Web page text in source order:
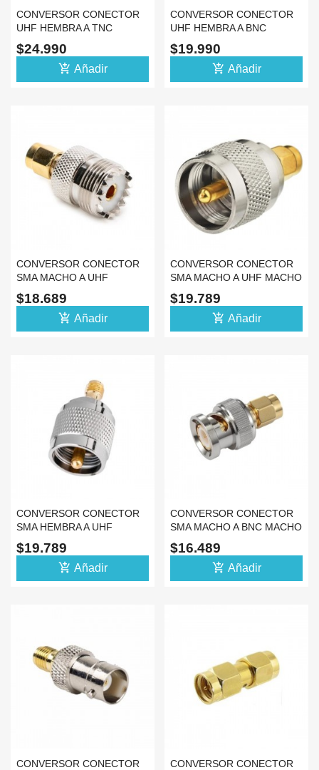
CONVERSOR CONECTOR
UHF HEMBRA A TNC
MACHO COAXIAL
ADAPTADOR
$24.990
add_shopping_cart Añadir
CONVERSOR CONECTOR
UHF HEMBRA A BNC
MACHO COAXIAL
ADAPTADOR
$19.990
add_shopping_cart Añadir
CONVERSOR CONECTOR
SMA MACHO A UHF
HEMBRA COAXIAL
ADAPTADOR
$18.689
add_shopping_cart Añadir
CONVERSOR CONECTOR
SMA MACHO A UHF MACHO
COAXIAL ADAPTADOR
$19.789
add_shopping_cart Añadir
CONVERSOR CONECTOR
SMA HEMBRA A UHF
MACHO COAXIAL
ADAPTADOR
$19.789
add_shopping_cart Añadir
CONVERSOR CONECTOR
SMA MACHO A BNC MACHO
COAXIAL ADAPTADOR
$16.489
add_shopping_cart Añadir
CONVERSOR CONECTOR
CONVERSOR CONECTOR